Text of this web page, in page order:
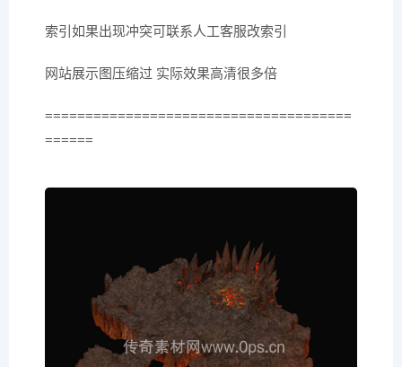
索引如果出现冲突可联系人工客服改索引
网站展示图压缩过 实际效果高清很多倍
======================================
======